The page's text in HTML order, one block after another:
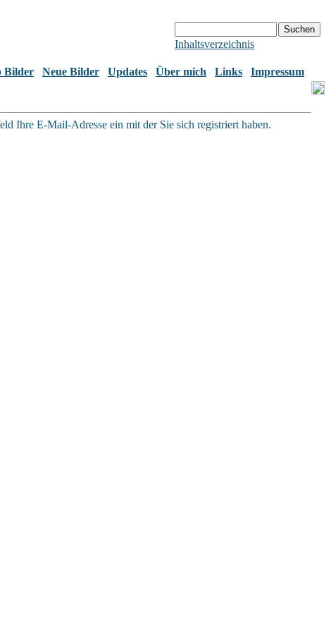
Inhaltsverzeichnis
Bilder Neue Bilder Updates Über mich Links
Impressum
Ihre E-Mail-Adresse ein mit der Sie sich registriert haben.